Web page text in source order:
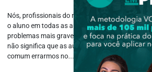
Nós, profissionais do movimento, tentamos dar
o aluno em todas as aulas, buscando soluções
problemas mais graves e alívio para suas dores.
não significa que as aulas estão funcionando.
comum errarmos no...